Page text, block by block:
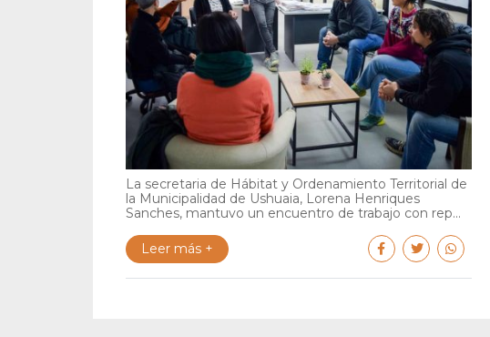
La secretaria de Hábitat y Ordenamiento Territorial de
la Municipalidad de Ushuaia, Lorena Henriques
Sanches, mantuvo un encuentro de trabajo con rep...
Leer más +